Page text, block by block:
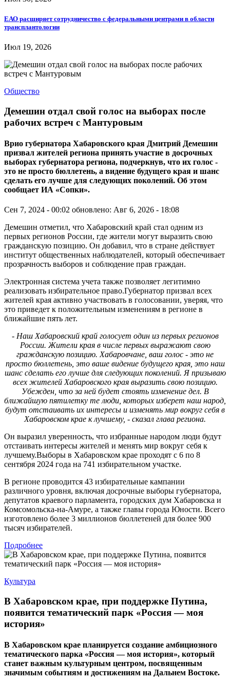
ЕАО расширяет сотрудничество с федеральными центрами в области
трансплантологии
Июл 19, 2026
Общество
Демешин отдал свой голос на выборах после
рабочих встреч с Мантуровым
Врио губернатора Хабаровского края Дмитрий Демешин
призвал жителей региона принять участие в досрочных
выборах губернатора региона, подчеркнув, что их голос -
это не просто бюллетень, а видение будущего края и шанс
сделать его лучше для следующих поколений. Об этом
сообщает ИА «Сопки».
Сен 7, 2024 - 00:02 обновлено: Авг 6, 2026 - 18:08
Демешин отметил, что Хабаровский край стал одним из
первых регионов России, где жители могут выразить свою
гражданскую позицию. Он добавил, что в стране действует
институт общественных наблюдателей, который обеспечивает
прозрачность выборов и соблюдение прав граждан.
Электронная система учета также позволяет легитимно
реализовать избирательное право.Губернатор призвал всех
жителей края активно участвовать в голосовании, уверяя, что
это приведет к положительным изменениям в регионе в
ближайшие пять лет.
- Наш Хабаровский край голосует один из первых регионов
России. Жители края в числе первых выражают свою
гражданскую позицию. Хабаровчане, ваш голос - это не
просто бюллетень, это ваше видение будущего края, это наш
шанс сделать его лучше для следующих поколений. Я призываю
всех жителей Хабаровского края выразить свою позицию.
Убежден, что за ней будет стоять изменение дел. В
ближайшую пятилетку те люди, которых изберет наш народ,
будут отстаивать их интересы и изменять мир вокруг себя в
Хабаровском крае к лучшему, - сказал глава региона.
Он выразил уверенность, что избранные народом люди будут
отстаивать интересы жителей и менять мир вокруг себя к
лучшему.Выборы в Хабаровском крае проходят с 6 по 8
сентября 2024 года на 741 избирательном участке.
В регионе проводится 43 избирательные кампании
различного уровня, включая досрочные выборы губернатора,
депутатов краевого парламента, городских дум Хабаровска и
Комсомольска-на-Амуре, а также главы города Юности. Всего
изготовлено более 3 миллионов бюллетеней для более 900
тысяч избирателей.
Подробнее
Культура
В Хабаровском крае, при поддержке Путина,
появится тематический парк «Россия — моя
история»
В Хабаровском крае планируется создание амбициозного
тематического парка «Россия — моя история», который
станет важным культурным центром, посвященным
значимым событиям и достижениям на Дальнем Востоке.